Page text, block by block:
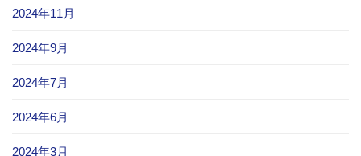
2024年11月
2024年9月
2024年7月
2024年6月
2024年3月